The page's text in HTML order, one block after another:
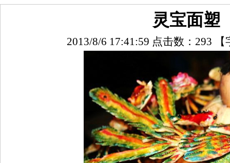
灵宝面塑
2013/8/6 17:41:59 点击数： 293